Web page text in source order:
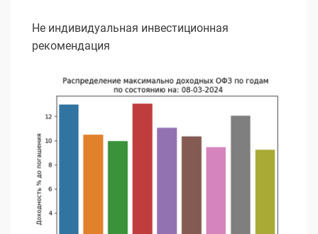
Не индивидуальная инвестиционная
рекомендация